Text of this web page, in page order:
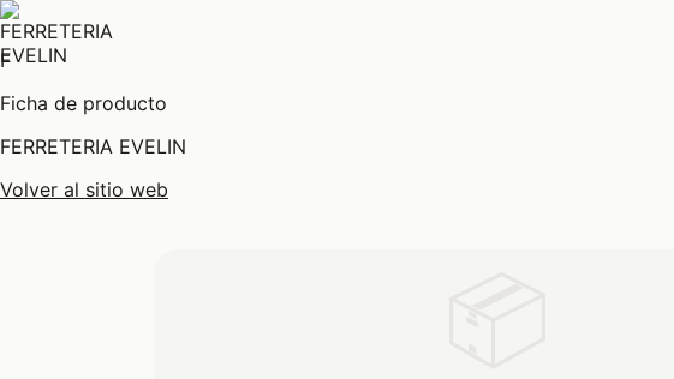
F
Ficha de producto
FERRETERIA EVELIN
Volver al sitio web